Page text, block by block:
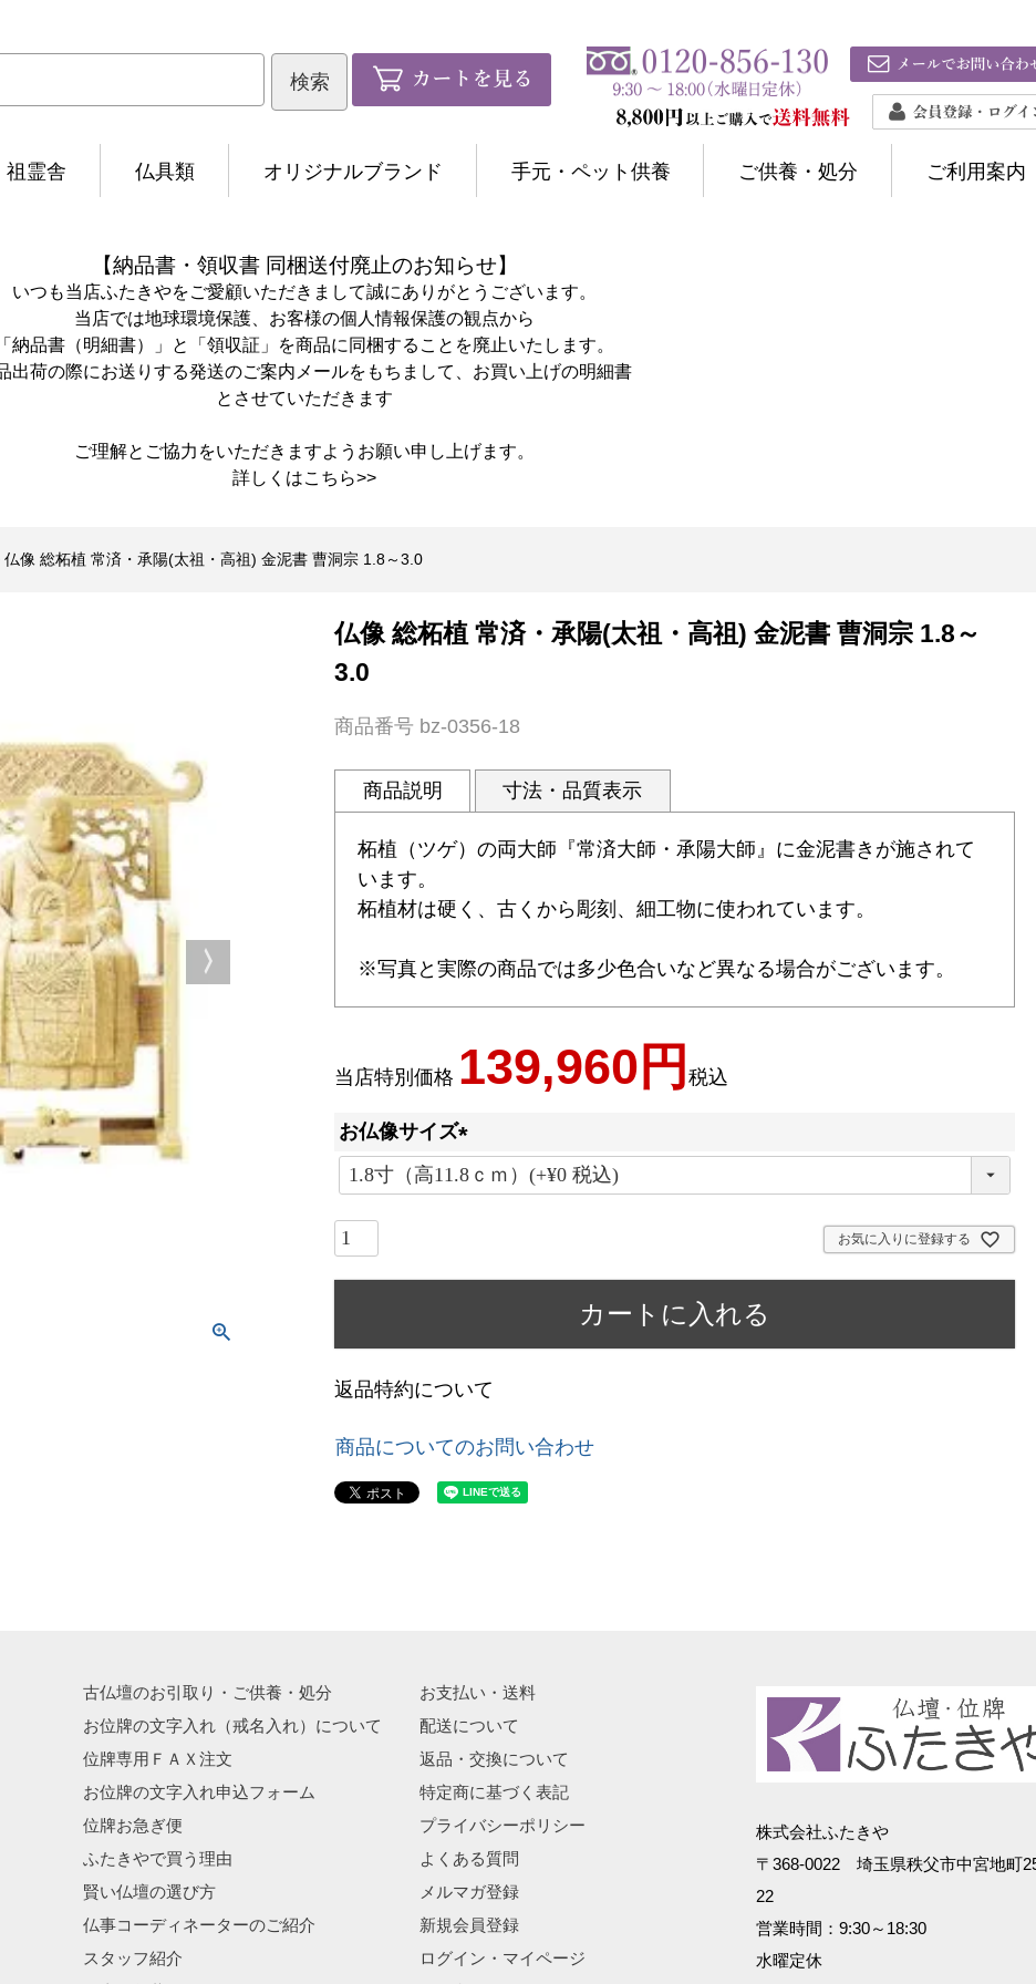
祖霊舎 仏具類 オリジナルブランド 手元・ペット供養 ご供養・処分 ご利用案内
【納品書・領収書 同梱送付廃止のお知らせ】
いつも当店ふたきやをご愛顧いただきまして誠にありがとうございます。
当店では地球環境保護、お客様の個人情報保護の観点から
「納品書（明細書）」と「領収証」を商品に同梱することを廃止いたします。
出荷の際にお送りする発送のご案内メールをもちまして、お買い上げの明細書
とさせていただきます
ご理解とご協力をいただきますようお願い申し上げます。
詳しくはこちら>>
仏像 総柘植 常済・承陽(太祖・高祖) 金泥書 曹洞宗 1.8～3.0
仏像 総柘植 常済・承陽(太祖・高祖) 金泥書 曹洞宗 1.8～
3.0
商品番号 bz-0356-18
商品説明 寸法・品質表示
柘植（ツゲ）の両大師『常済大師・承陽大師』に金泥書きが施されて
います。
柘植材は硬く、古くから彫刻、細工物に使われています。
※写真と実際の商品では多少色合いなど異なる場合がございます。
当店特別価格 139,960 税込
お仏像サイズ
(
必
お気に入りに登録する
カートに入れる
返品特約について
商品についてのお問い合わせ
古仏壇のお引取り・ご供養・処分
お位牌の文字入れ（戒名入れ）について
位牌専用ＦＡＸ注文
お位牌の文字入れ申込フォーム
位牌お急ぎ便
ふたきやで買う理由
賢い仏壇の選び方
仏事コーディネーターのご紹介
スタッフ紹介
お支払い・送料
配送について
返品・交換について
特定商に基づく表記
プライバシーポリシー
よくある質問
メルマガ登録
新規会員登録
ログイン・マイページ
株式会社ふたきや
〒368-0022 埼玉県秩父市中宮地町
22
営業時間：9:30～18:30
水曜定休